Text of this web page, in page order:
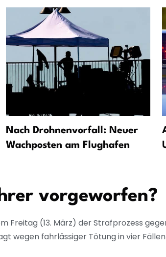
Nach Drohnenvorfall: Neuer
Wachposten am Flughafen
vorgeworfen?
Freitag (13. März) der Strafprozess
wegen fahrlässiger Tötung in vier